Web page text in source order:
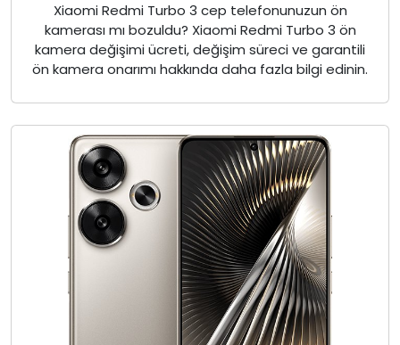
Xiaomi Redmi Turbo 3 cep telefonunuzun ön
kamerası mı bozuldu? Xiaomi Redmi Turbo 3 ön
kamera değişimi ücreti, değişim süreci ve garantili
ön kamera onarımı hakkında daha fazla bilgi edinin.